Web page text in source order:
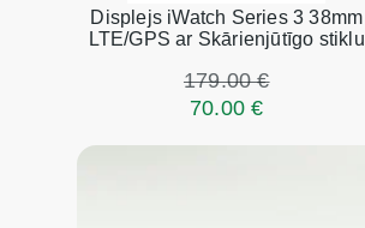
Displejs iWatch Series 3 38mm
LTE/GPS ar Skārienjūtīgo stiklu
179.00 €
70.00 €
Dina Vituma